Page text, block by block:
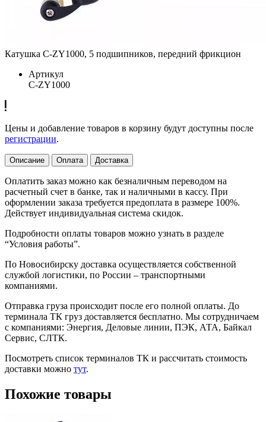
Катушка C-ZY1000, 5 подшипников, передний фрикцион
Артикул
C-ZY1000
Цены и добавление товаров в корзину будут доступны после
регистрации.
Описание Оплата Доставка
Оплатить заказ можно как безналичным переводом на
расчетный счет в банке, так и наличными в кассу. При
оформлении заказа требуется предоплата в размере 100%.
Действует индивидуальная система скидок.
Подробности оплаты товаров можно узнать в разделе
“Условия работы”.
По Новосибирску доставка осуществляется собственной
службой логистики, по России – транспортными
компаниями.
Отправка груза происходит после его полной оплаты. До
терминала ТК груз доставляется бесплатно. Мы сотрудничаем
с компаниями: Энергия, Деловые линии, ПЭК, АТА, Байкал
Сервис, СЛТК.
Посмотреть список терминалов ТК и рассчитать стоимость
доставки можно тут.
Похожие товары